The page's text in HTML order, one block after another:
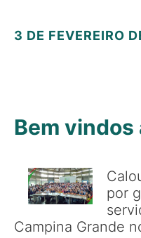
3 DE FEVEREIRO
Bem vindos
por
Campina Grande